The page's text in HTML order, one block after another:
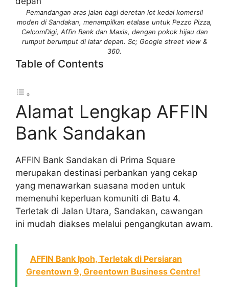
Pemandangan aras jalan bagi deretan lot kedai komersil
moden di Sandakan, menampilkan etalase untuk Pezzo Pizza,
CelcomDigi, Affin Bank dan Maxis, dengan pokok hijau dan
rumput berumput di latar depan. Sc; Google street view &
360.
Table of Contents
Alamat Lengkap AFFIN
Bank Sandakan
AFFIN Bank Sandakan di Prima Square
merupakan destinasi perbankan yang cekap
yang menawarkan suasana moden untuk
memenuhi keperluan komuniti di Batu 4.
Terletak di Jalan Utara, Sandakan, cawangan
ini mudah diakses melalui pengangkutan awam.
AFFIN Bank Ipoh, Terletak di Persiaran
Greentown 9, Greentown Business Centre!